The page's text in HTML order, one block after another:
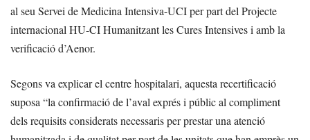
al seu Servei de Medicina Intensiva-UCI per part del Projecte
internacional HU-CI Humanitzant les Cures Intensives i amb la
verificació d’Aenor.
Segons va explicar el centre hospitalari, aquesta recertificació
suposa “la confirmació de l’aval exprés i públic al compliment
dels requisits considerats necessaris per prestar una atenció